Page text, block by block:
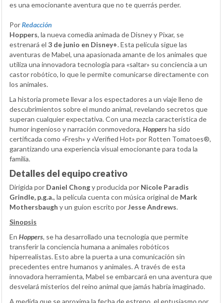
es una emocionante aventura que no te querrás perder.
PorRedacción
Hoppers, la nueva comedia animada de Disney y Pixar, se
estrenará el 3 de junio en Disney+. Esta película sigue las
aventuras de Mabel, una apasionada amante de los animales que
utiliza una innovadora tecnología para «saltar» su conciencia a un
castor robótico, lo que le permite comunicarse directamente con
los animales.
La historia promete llevar a los espectadores a un viaje lleno de
descubrimientos sobre el mundo animal, revelando secretos que
superan cualquier expectativa. Con una mezcla característica de
humor ingenioso y narración conmovedora, Hoppersha sido
certificada como «Fresh» y «Verified Hot» por Rotten Tomatoes®,
garantizando una experiencia visual emocionante para toda la
familia.
Detalles del equipo creativo
Dirigida por Daniel Chongy producida por Nicole Paradis
Grindle, p.g.a., la película cuenta con música original de Mark
Mothersbaugh y un guion escrito porJesse Andrews.
Sinopsis
En Hoppers, se ha desarrollado una tecnología que permite
transferir la conciencia humana a animales robóticos
hiperrealistas. Esto abre la puerta a una comunicación sin
precedentes entre humanos y animales. A través de esta
innovadora herramienta, Mabel se embarcará en una aventura que
desvelará misterios del reino animal que jamás habría imaginado.
A medida que se aproxima la fecha de estreno, el entusiasmo por